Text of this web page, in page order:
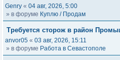
Genry « 04 авг, 2026, 5:00
» в форуме Куплю / Продам
Требуется сторож в район
anvor05 « 03 авг, 2026, 15:11
» в форуме Работа в Севастополе